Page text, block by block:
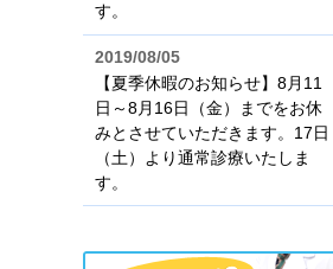
す。
2019/08/05
【夏季休暇のお知らせ】8月11
日～8月16日（金）までをお休
みとさせていただきます。17日
（土）より通常診療いたしま
す。